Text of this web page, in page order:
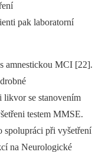
pak laboratorní
amnestickou MCI [22].
likvor se stanovením
testem MMSE.
spolupráci při vyšetření
na Neurologické